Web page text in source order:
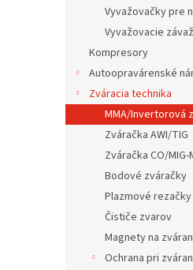
Vyvažovačky pre
Vyvažovacie
Kompresory
Autoopravárenské
Zváracia technika
MMA/Invertorová
Zváračka AWI/TIG
Zváračka CO/MIG-
Bodové zváračky
Plazmové rezačky
Čističe zvarov
Magnety na
Ochrana pri